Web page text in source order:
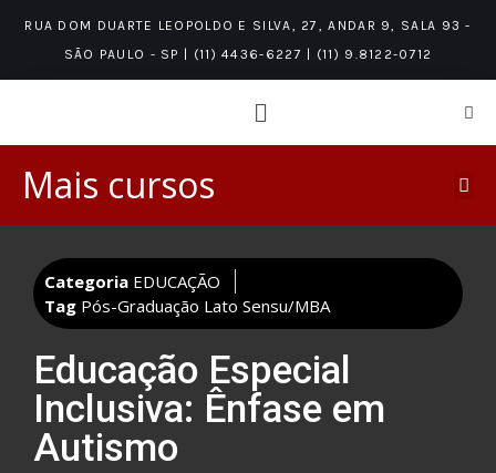
RUA DOM DUARTE LEOPOLDO E SILVA, 27, ANDAR 9, SALA 93 -
SÃO PAULO - SP | (11) 4436-6227 | (11) 9.8122-0712
Mais cursos
Categoria EDUCAÇÃO
Tag Pós-Graduação Lato Sensu/MBA
Educação Especial
Inclusiva: Ênfase em
Autismo